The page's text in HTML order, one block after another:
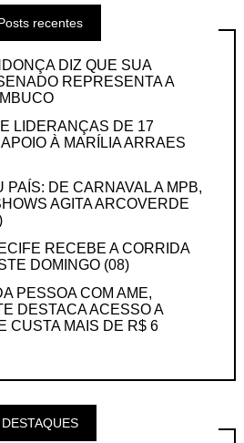
recentes
DIZ QUE SUA
REPRESENTA A
LIDERANÇAS DE 17
À MARÍLIA ARRAES
PAÍS: DE CARNAVAL A MPB,
AGITA ARCOVERDE
RECEBE A CORRIDA
DOMINGO (08)
PESSOA COM AME,
DESTACA ACESSO A
CUSTA MAIS DE R$ 6
DESTAQUES